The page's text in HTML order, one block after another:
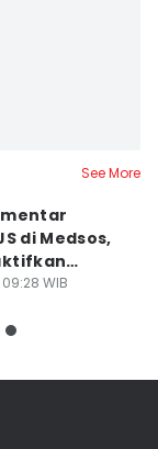
See More
di Medsos,
WIB